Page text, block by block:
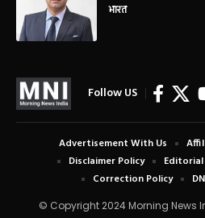
भारत
Follow US
© Copyright 2024 Morning News
Advertisement With Us
Disclaimer Policy
Editorial
Correction Policy